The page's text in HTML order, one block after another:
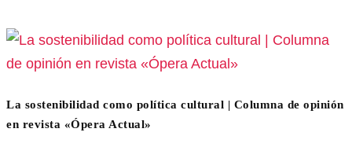
La sostenibilidad como política cultural | Columna de opinión
en revista «Ópera Actual»